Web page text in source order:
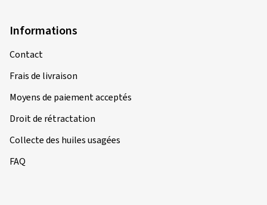
Informations
Contact
Frais de livraison
Moyens de paiement acceptés
Droit de rétractation
Collecte des huiles usagées
FAQ